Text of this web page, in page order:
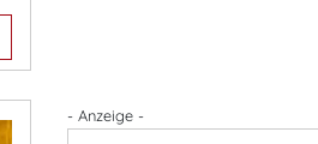
- Anzeige -